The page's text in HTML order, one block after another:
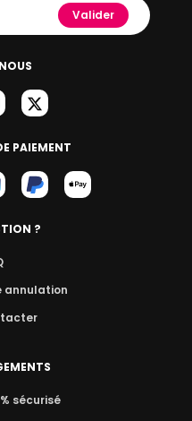
PAIEMENT
Valider
?
annulation
sécurisé